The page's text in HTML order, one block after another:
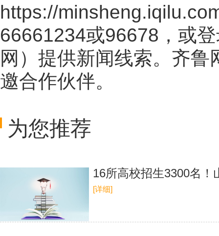
https://
66661234或96678，或
网 ）提供新闻线索。齐鲁
邀合作伙伴。
为您推荐
16所高校招生3300名！
[详细]